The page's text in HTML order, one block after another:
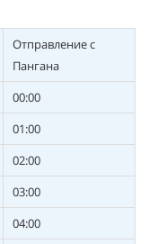
Отправление с
Пангана
00:00
01:00
02:00
03:00
04:00